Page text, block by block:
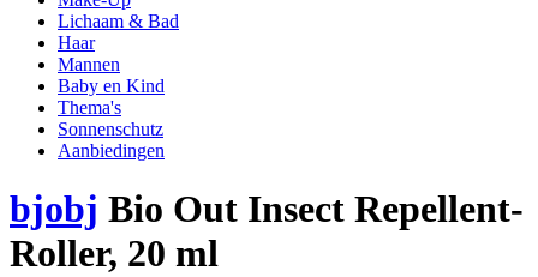
Lichaam & Bad
Haar
Mannen
Baby en Kind
Thema's
Sonnenschutz
Aanbiedingen
bjobj Bio Out Insect Repellent-
Roller, 20 ml